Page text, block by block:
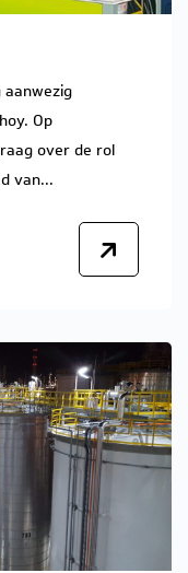
aanwezig
Op
over de rol
van...